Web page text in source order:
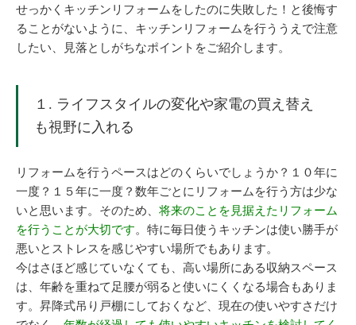
せっかくキッチンリフォームをしたのに失敗した！と後悔す
ることがないように、キッチンリフォームを行ううえで注意
したい、見落としがちなポイントをご紹介します。
１. ライフスタイルの変化や家電の買え替え
も視野に入れる
リフォームを行うペースはどのくらいでしょうか？１０年に
一度？１５年に一度？数年ごとにリフォームを行う方は少な
いと思います。そのため、 将来のことを見据えたリフォーム
を行うことが大切です。特に毎日使うキッチンは使い勝手が
悪いとストレスを感じやすい場所でもあります。
今はさほど感じていなくても、高い場所にある収納スペース
は、年齢を重ねて足腰が弱ると使いにくくなる場合もありま
す。昇降式吊り戸棚にしておくなど、現在の使いやすさだけ